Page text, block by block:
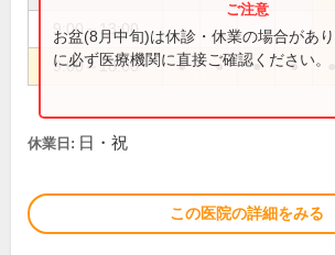
9:00～13:00
9:00～18:00 ● ● ● ●
お盆(8月中旬)は休診・休業の場合があ
に必ず医療機関に直接ご確認ください。
休業日: 日・祝
この医院の詳細をみる